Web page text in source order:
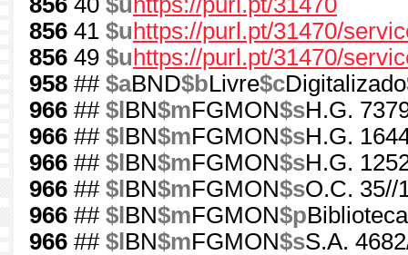
856 41 $u https://purl.pt/31470/
856 49 $u https://purl.pt/31470/
958 ## $aBND$bLivre$cDigitalizado
966 ## $l BN$mFGMON$sH.G.
966 ## $l BN$mFGMON$sH.G.
966 ## $l BN$mFGMON$sH.G.
966 ## $l BN$mFGMON$sO.C. 35//
966 ## $l BN$mFGMON$p
966 ## $l BN$mFGMON$sS.A.